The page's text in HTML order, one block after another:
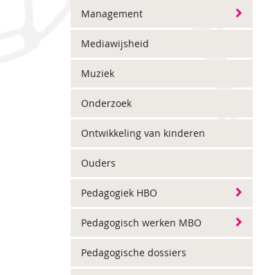
Management
Mediawijsheid
Muziek
Onderzoek
Ontwikkeling van kinderen
Ouders
Pedagogiek HBO
Pedagogisch werken MBO
Pedagogische dossiers